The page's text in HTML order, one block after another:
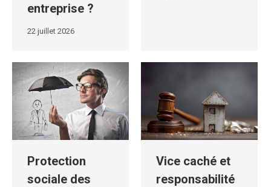
entreprise ?
22 juillet 2026
Protection
sociale des
Vice caché et
responsabilité